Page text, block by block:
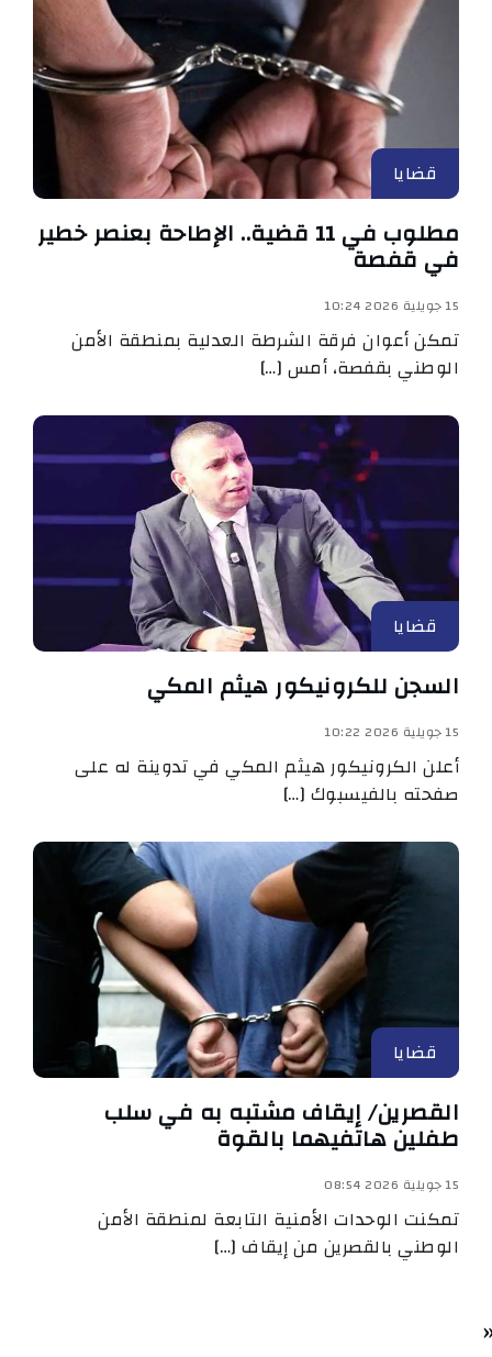
قضايا
مطلوب في 11 قضية.. الإطاحة بعنصر خطير
في قفصة
15 جويلية 2026 10:24
تمكن أعوان فرقة الشرطة العدلية بمنطقة الأمن
الوطني بقفصة، أمس […]
قضايا
السجن للكرونيكور هيثم المكي
15 جويلية 2026 10:22
أعلن الكرونيكور هيثم المكي في تدوينة له على
صفحته بالفيسبوك […]
قضايا
القصرين/ إيقاف مشتبه به في سلب
طفلين هاتفيهما بالقوة
15 جويلية 2026 08:54
تمكنت الوحدات الأمنية التابعة لمنطقة الأمن
الوطني بالقصرين من إيقاف […]